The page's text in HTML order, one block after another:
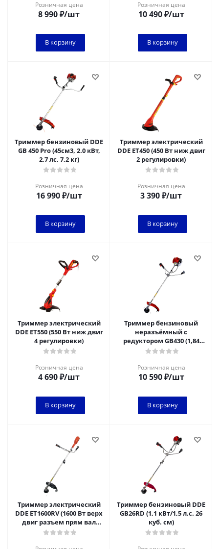
Розничная цена
8 990₽/шт
В корзину
Розничная цена
10 490₽/шт
В корзину
Триммер бензиновый DDE
GB 450 Pro (45см3, 2.0 кВт,
2,7 лс, 7,2 кг)
Розничная цена
16 990₽/шт
В корзину
Триммер электрический
DDE ET450 (450 Вт ниж двиг
2 регулировки)
Розничная цена
3 390₽/шт
В корзину
Триммер электрический
DDE ET550 (550 Вт ниж двиг
4 регулировки)
Розничная цена
4 690₽/шт
В корзину
Триммер бензиновый
неразъёмный с
редуктором GB430 (1,84
кВт/2,5
ранц.подвес)
Розничная цена
10 590₽/шт
В корзину
Триммер электрический
DDE ET1600RV (1600 Вт верх
двиг разъем прям вал
ремень +диск велоруль)
Триммер бензиновый DDE
GB26RD (1,1 кВт/1,5 л.c. 26
куб. см)